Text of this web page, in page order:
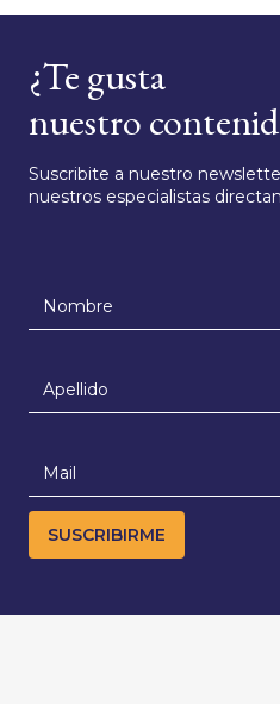
¿Te gusta
nuestro
Suscribite a nuestro
nuestros especialistas